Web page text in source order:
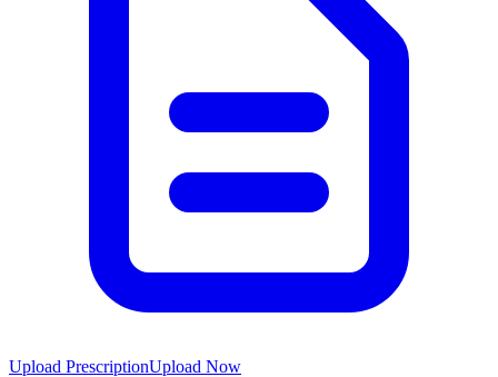
Upload PrescriptionUpload Now